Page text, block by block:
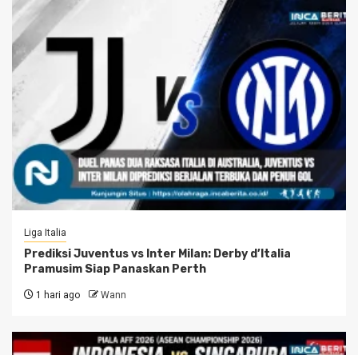
Liga Italia
Prediksi Juventus vs Inter Milan: Derby d’Italia
Pramusim Siap Panaskan Perth
1 hari ago Wann